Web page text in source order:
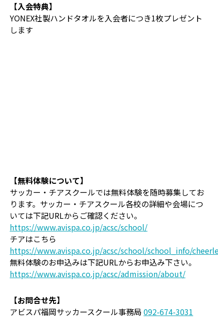
【入会特典】
YONEX社製ハンドタオルを入会者につき1枚プレゼント
します
【無料体験について】
サッカー・チアスクールでは無料体験を随時募集してお
ります。サッカー・チアスクール各校の詳細や会場につ
いては下記URLからご確認ください。
https://www.avispa.co.jp/acsc/school/
チアはこちら
https://www.avispa.co.jp/acsc/school/school_info/
無料体験のお申込みは下記URLからお申込み下さい。
https://www.avispa.co.jp/acsc/admission/about/
【お問合せ先】
アビスパ福岡サッカースクール事務局 092-674-3031